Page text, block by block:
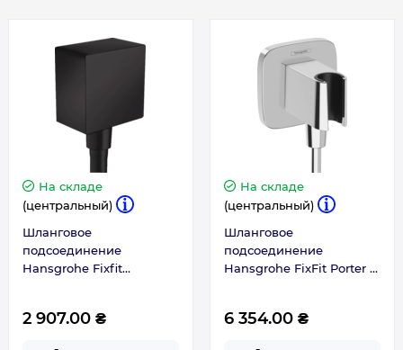
На складе
(центральный)
Шланговое
подсоединение
Hansgrohe Fixfit
2 907.00 ₴
На складе
(центральный)
Шланговое
подсоединение
Hansgrohe FixFit Porter Q
6 354.00 ₴